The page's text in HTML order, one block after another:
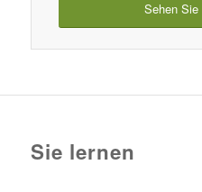
Sehen Sie
Sie lernen